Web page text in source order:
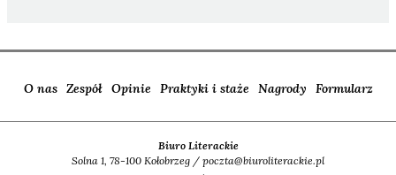
O nas Zespół Opinie Praktyki i staże Nagrody Formularz
Biuro Literackie
Solna 1, 78-100 Kołobrzeg / poczta@biuroliterackie.pl